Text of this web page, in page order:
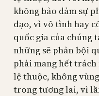
không bảo đảm sự
đạo, vì vô tình hay
quốc gia của chúng
những sẽ phản bội
phải mang hết
lệ thuộc, không
trong tương lai, vì